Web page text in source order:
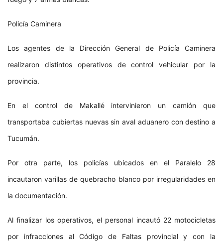
Policía Caminera
Los agentes de la Dirección General de Policía Caminera
realizaron distintos operativos de control vehicular por la
provincia.
En el control de Makallé intervinieron un camión que
transportaba cubiertas nuevas sin aval aduanero con destino a
Tucumán.
Por otra parte, los policías ubicados en el Paralelo 28
incautaron varillas de quebracho blanco por irregularidades en
la documentación.
Al finalizar los operativos, el personal incautó 22 motocicletas
por infracciones al Código de Faltas provincial y con la